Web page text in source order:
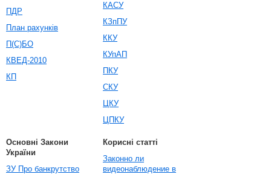
ПДР
План рахунків
П(С)БО
КВЕД-2010
КП
КАСУ
КЗпПУ
ККУ
КУпАП
ПКУ
СКУ
ЦКУ
ЦПКУ
Основні Закони
України
ЗУ Про банкрутство
Корисні статті
Законно ли
видеонаблюдение в